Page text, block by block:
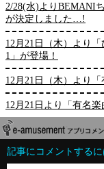
2/28(水)よりBEMANI
が決定しました…!
12月21日（木）より
1」が登場！
12月21日（木）より
12月21日より「有名
記事にコメントするに